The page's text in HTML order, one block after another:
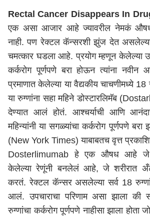
Rectal Cancer Disappears In
एक असा आजार आहे ज्यावरील नेमकं
नाही. पण रेक्टल कॅन्सरशी झुंज देत
चमत्कार घडला आहे. प्रयोग म्हणून केलेल्या
कर्करोग पूर्णपणे बरा होऊन त्यांना नवीन
प्रमाणात केलेल्या या वैद्यकीय चाचणीमध्ये 18
या रुग्णांना सहा महिने डोस्टारलिमॅब
देण्यात आलं होतं. आश्चर्याची आणि
महिन्यांनी या सगळ्यांचा कर्करोग पूर्णपणे बरा
(New York Times) याबाबतच वृत्त
Dosterlimumab हे एक औषध आहे जे
केलेल्या रेणूंनी बनलेलं आहे, जे शरीरात
करतं. रेक्टल कॅन्सर असलेल्या सर्व 18
आलं. उपचाराचा परिणाम असा झाला की
रुग्णांचा कर्करोग पूर्णपणे नाहीसा झाला होता